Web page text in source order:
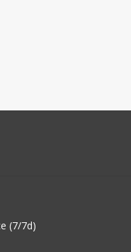
(7/7d)